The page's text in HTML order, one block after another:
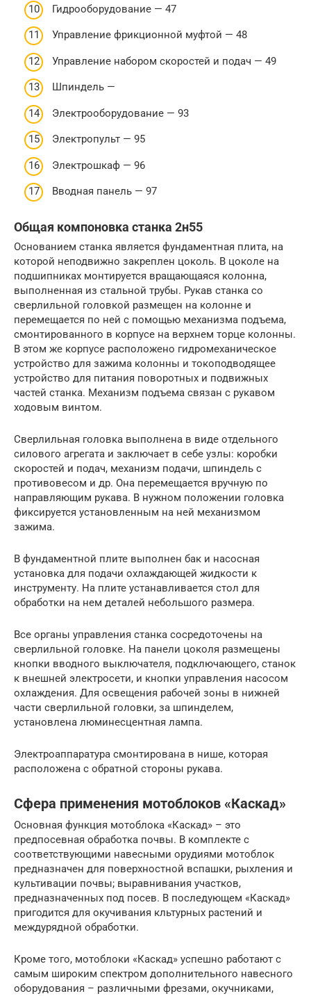
Гидрооборудование — 47
Управление фрикционной муфтой — 48
Управление набором скоростей и подач — 49
Шпиндель —
Электрооборудование — 93
Электропульт — 95
Электрошкаф — 96
Вводная панель — 97
Общая компоновка станка 2н55
Основанием станка является фундаментная плита, на
которой неподвижно закреплен цоколь. В цоколе на
подшипниках монтируется вращающаяся колонна,
выполненная из стальной трубы. Рукав станка со
сверлильной головкой размещен на колонне и
перемещается по ней с помощью механизма подъема,
смонтированного в корпусе на верхнем торце колонны.
В этом же корпусе расположено гидромеханическое
устройство для зажима колонны и токоподводящее
устройство для питания поворотных и подвижных
частей станка. Механизм подъема связан с рукавом
ходовым винтом.
Сверлильная головка выполнена в виде отдельного
силового агрегата и заключает в себе узлы: коробки
скоростей и подач, механизм подачи, шпиндель с
противовесом и др. Она перемещается вручную по
направляющим рукава. В нужном положении головка
фиксируется установленным на ней механизмом
зажима.
В фундаментной плите выполнен бак и насосная
установка для подачи охлаждающей жидкости к
инструменту. На плите устанавливается стол для
обработки на нем деталей небольшого размера.
Все органы управления станка сосредоточены на
сверлильной головке. На панели цоколя размещены
кнопки вводного выключателя, подключающего, станок
к внешней электросети, и кнопки управления насосом
охлаждения. Для освещения рабочей зоны в нижней
части сверлильной головки, за шпинделем,
установлена люминесцентная лампа.
Электроаппаратура смонтирована в нише, которая
расположена с обратной стороны рукава.
Сфера применения мотоблоков «Каскад»
Основная функция мотоблока «Каскад» – это
предпосевная обработка почвы. В комплекте с
соответствующими навесными орудиями мотоблок
предназначен для поверхностной вспашки, рыхления и
культивации почвы; выравнивания участков,
предназначенных под посев. В последующем «Каскад»
пригодится для окучивания кльтурных растений и
междурядной обработки.
Кроме того, мотоблоки «Каскад» успешно работают с
самым широким спектром дополнительного навесного
оборудования – различными фрезами, окучниками,